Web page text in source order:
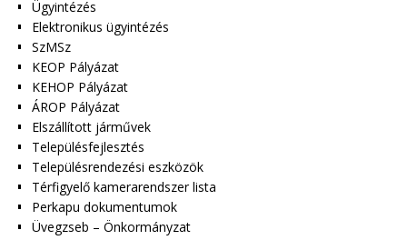
Ügyintézés
Elektronikus ügyintézés
SzMSz
KEOP Pályázat
KEHOP Pályázat
ÁROP Pályázat
Elszállított járművek
Településfejlesztés
Településrendezési eszközök
Térfigyelő kamerarendszer lista
Perkapu dokumentumok
Üvegzseb – Önkormányzat